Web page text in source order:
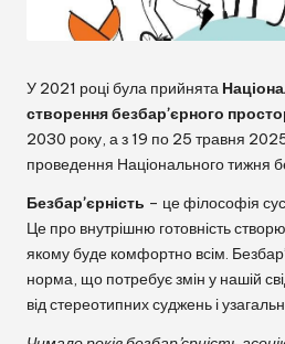
У 2021 році була прийнята
створення безбар’єрного
2030 року, а з 19 по 25 травня
проведення Національного тижня
Безбар’єрність – це філософія
Це про внутрішню готовність
якому буде комфортно всім.
норма, що потребує змін у нашій
від стереотипних суджень і